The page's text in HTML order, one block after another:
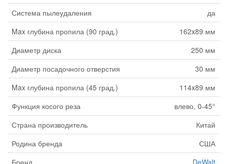
Система пылеудаления
да
Max глубина пропила (90 град.)
162x89 мм
Диаметр диска
250 мм
Диаметр посадочного отверстия
30 мм
Max глубина пропила (45 град.)
114x89 мм
Функция косого реза
влево, 0-45°
Страна производитель
Китай
Родина бренда
США